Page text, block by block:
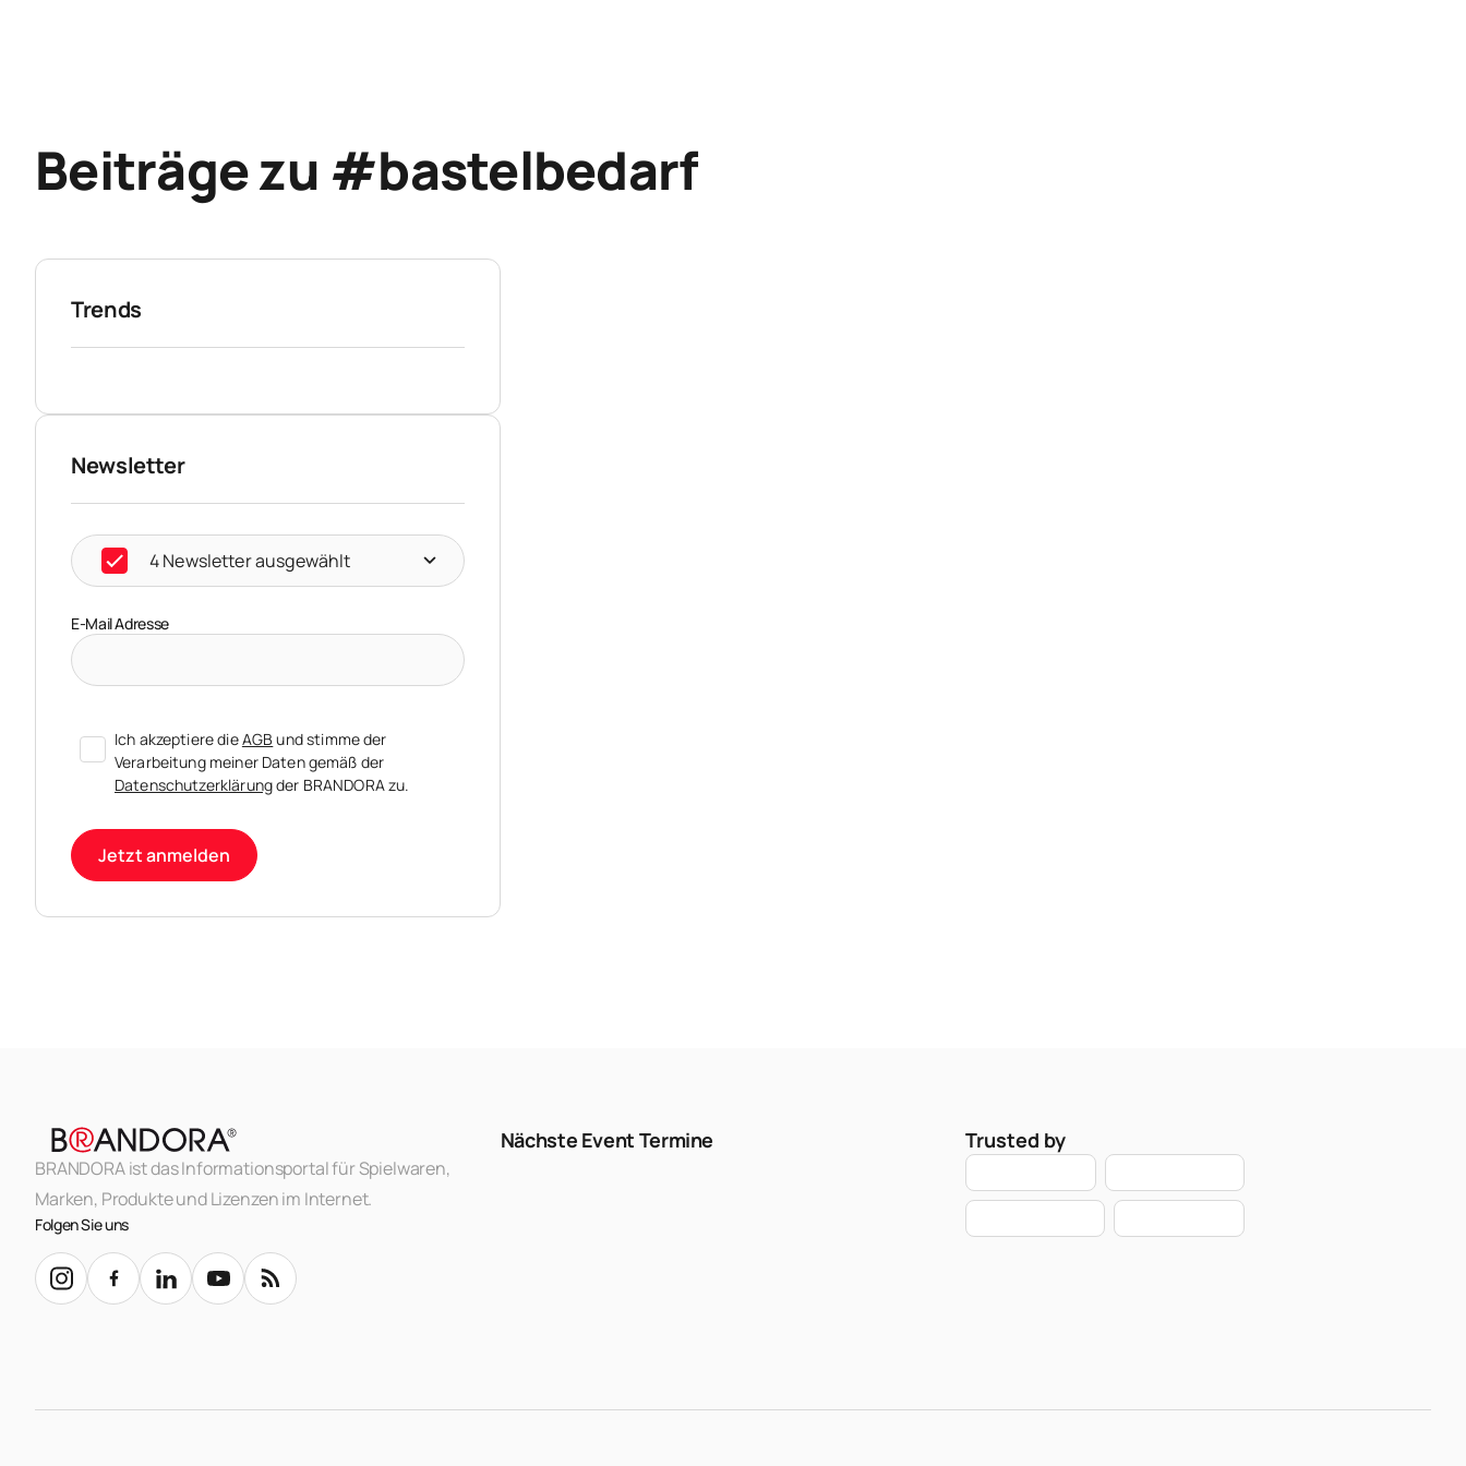
Beiträge zu #bastelbedarf
Trends
Newsletter
4 Newsletter ausgewählt
E-Mail Adresse
Ich akzeptiere dieAGBund stimme der
Verarbeitung meiner Daten gemäß der
Datenschutzerklärungder BRANDORA zu.
Jetzt anmelden
BRANDORA ist das Informationsportal für Spielwaren,
Marken, Produkte und Lizenzen im Internet.
Folgen Sie uns
Nächste Event Termine Trusted by